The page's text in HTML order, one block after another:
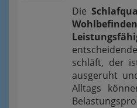
Die
schläft, der
ausgeruht
Alltags